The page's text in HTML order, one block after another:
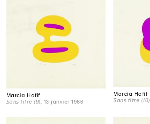
Marcia Hafif
Sans titre (9), 13 janvier 1966
Marcia Hafif
Sans titre (10)